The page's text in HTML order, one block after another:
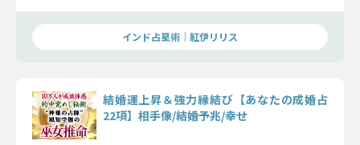
きますよ。
インド占星術｜紅伊リリス
結婚運上昇＆強力縁結び【あなたの成婚占
22項】相手像/結婚予兆/幸せ